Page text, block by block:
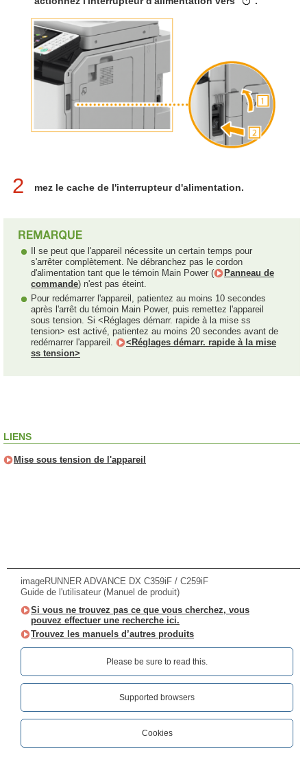
2 mez le cache de l'interrupteur d'alimentation.
Il se peut que l'appareil nécessite un certain temps pour
s'arrêter complètement. Ne débranchez pas le cordon
d'alimentation tant que le témoin Main Power (
Panneau de
commande) n'est pas éteint.
Pour redémarrer l'appareil, patientez au moins 10 secondes
après l'arrêt du témoin Main Power, puis remettez l'appareil
sous tension. Si <Réglages démarr. rapide à la mise ss
tension> est activé, patientez au moins 20 secondes avant de
redémarrer l'appareil.
<Réglages démarr. rapide à la mise
ss tension>
LIENS
Mise sous tension de l'appareil
imageRUNNER ADVANCE DX C359iF / C259iF
Guide de l'utilisateur (Manuel de produit)
Si vous ne trouvez pas ce que vous cherchez, vous
pouvez effectuer une recherche ici.
Trouvez les manuels d’autres produits
Please be sure to read this.‎
Supported browsers
Cookies